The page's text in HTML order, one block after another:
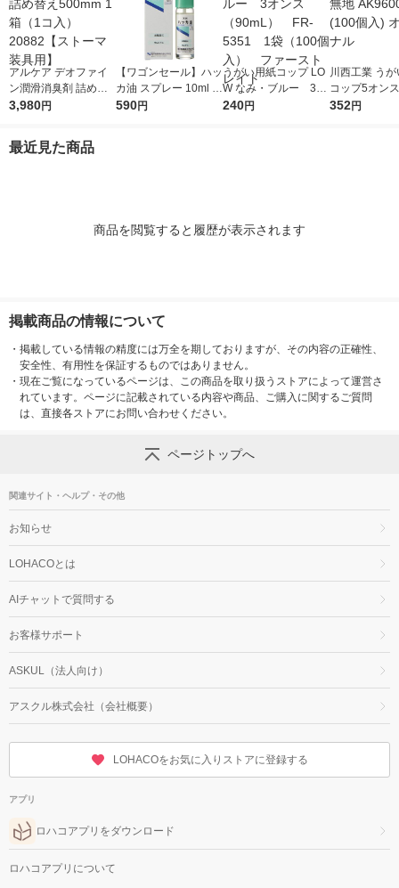
アルケア デオファイ
ン潤滑消臭剤 詰め替
え500mm 1箱（1コ
3,980円
【ワゴンセール】ハッ
カ油 スプレー 10ml ア
ロマ お風呂 虫よけ マ
590円
うがい用紙コップ LO
W なみ・ブルー 3オ
ンス（90mL） FR-5
240円
川西工業 う
コップ5オン
K96005 1袋
352円
最近見た商品
商品を閲覧すると履歴が表示されます
掲載商品の情報について
・ 掲載している情報の精度には万全を期しておりますが、その内容の正確性、
安全性、有用性を保証するものではありません。
・ 現在ご覧になっているページは、この商品を取り扱うストアによって運営さ
れています。ページに記載されている内容や商品、ご購入に関するご質問
は、直接各ストアにお問い合わせください。
ページトップへ
関連サイト・ヘルプ・その他
お知らせ
LOHACOとは
AIチャットで質問する
お客様サポート
ASKUL（法人向け）
アスクル株式会社（会社概要）
LOHACOをお気に入りストアに登録する
アプリ
ロハコアプリをダウンロード
ロハコアプリについて